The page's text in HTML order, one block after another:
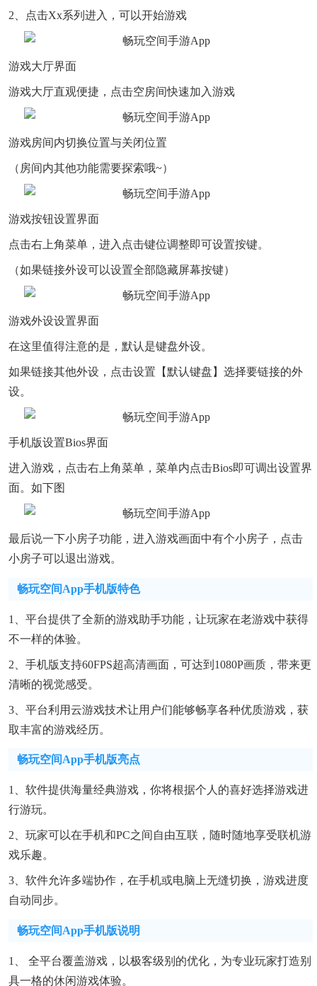
2、点击xx系列进入，可以开始游戏
游戏大厅界面
游戏大厅直观便捷，点击空房间快速加入游戏
游戏房间内切换位置与关闭位置
（房间内其他功能需要探索哦~）
游戏按钮设置界面
点击右上角菜单，进入点击键位调整即可设置按键。
（如果链接外设可以设置全部隐藏屏幕按键）
游戏外设设置界面
在这里值得注意的是，默认是键盘外设。
如果链接其他外设，点击设置【默认键盘】选择要链接的外
设。
手机版设置Bios界面
进入游戏，点击右上角菜单，菜单内点击Bios即可调出设置界
面。如下图
最后说一下小房子功能，进入游戏画面中有个小房子，点击
小房子可以退出游戏。
畅玩空间app手机版特色
1、平台提供了全新的游戏助手功能，让玩家在老游戏中获得
不一样的体验。
2、手机版支持60FPS超高清画面，可达到1080P画质，带来更
清晰的视觉感受。
3、平台利用云游戏技术让用户们能够畅享各种优质游戏，获
取丰富的游戏经历。
畅玩空间app手机版亮点
1、软件提供海量经典游戏，你将根据个人的喜好选择游戏进
行游玩。
2、玩家可以在手机和PC之间自由互联，随时随地享受联机游
戏乐趣。
3、软件允许多端协作，在手机或电脑上无缝切换，游戏进度
自动同步。
畅玩空间app手机版说明
1、 全平台覆盖游戏，以极客级别的优化，为专业玩家打造别
具一格的休闲游戏体验。